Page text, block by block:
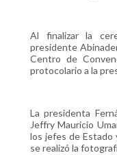
Al finalizar la
presidente
Centro de
protocolario a la
La presidenta
Jeffry Mauricio
los jefes de Estado
se realizó la